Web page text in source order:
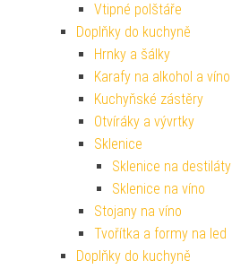
Vtipné polštáře
Doplňky do kuchyně
Hrnky a šálky
Karafy na alkohol a víno
Kuchyňské zástěry
Otvíráky a vývrtky
Sklenice
Sklenice na destiláty
Sklenice na víno
Stojany na víno
Tvořítka a formy na led
Doplňky do kuchyně